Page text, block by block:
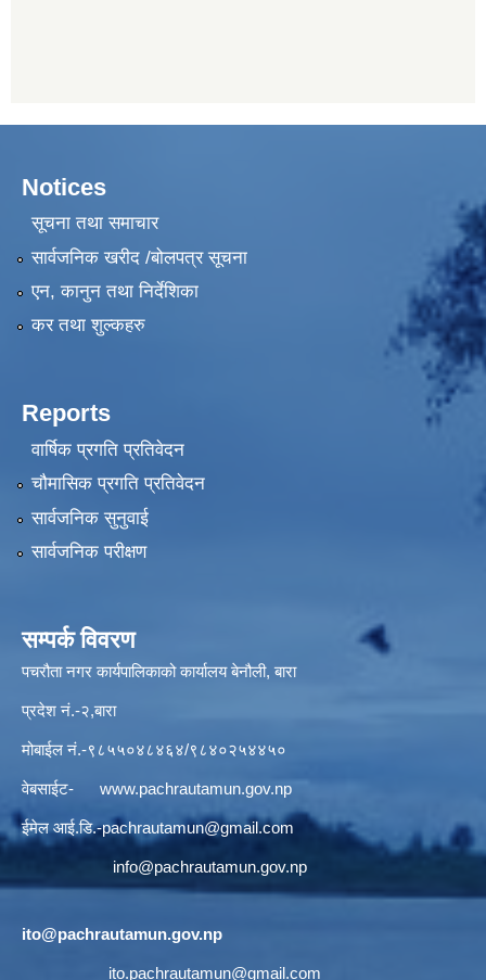
Notices
सूचना तथा समाचार
सार्वजनिक खरीद /बोलपत्र सूचना
एन, कानुन तथा निर्देशिका
कर तथा शुल्कहरु
Reports
वार्षिक प्रगति प्रतिवेदन
चौमासिक प्रगति प्रतिवेदन
सार्वजनिक सुनुवाई
सार्वजनिक परीक्षण
सम्पर्क विवरण
पचरौता नगर कार्यपालिकाको कार्यालय बेनौली, बारा
प्रदेश नं.-२,बारा
मोबाईल नं.-९८५५०४८४६४/९८४०२५४४५०
वेबसाईट- www.pachrautamun.gov.np
ईमेल आई.डि.-pachrautamun@gmail.com
info@pachrautamun.gov.np
ito@pachrautamun.gov.np
ito.pachrautamun@gmail.com